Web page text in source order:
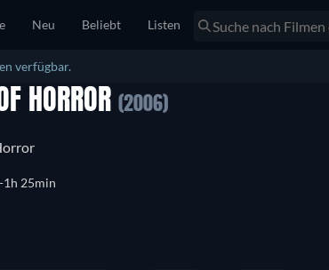
Neu Beliebt Listen
verfügbar.
HORROR (2006)
1h 25min